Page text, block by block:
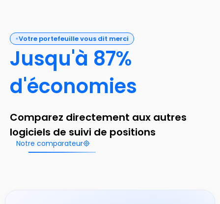
Votre portefeuille vous dit merci
Jusqu'à 87%
d'économies
Comparez directement aux autres
logiciels de suivi de positions
Notre comparateur